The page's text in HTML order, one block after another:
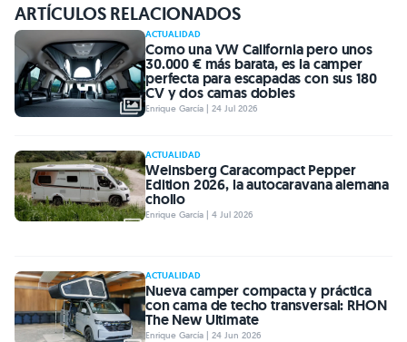
ARTÍCULOS RELACIONADOS
ACTUALIDAD
Como una VW California pero unos
30.000 € más barata, es la camper
perfecta para escapadas con sus 180
CV y dos camas dobles
Enrique García | 24 Jul 2026
ACTUALIDAD
Weinsberg Caracompact Pepper
Edition 2026, la autocaravana alemana
chollo
Enrique García | 4 Jul 2026
ACTUALIDAD
Nueva camper compacta y práctica
con cama de techo transversal: RHON
The New Ultimate
Enrique García | 24 Jun 2026